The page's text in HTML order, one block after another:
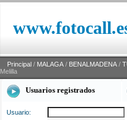
Principal / MALAGA / BENALMADENA /
Melilla
Usuarios registrados
Usuario: